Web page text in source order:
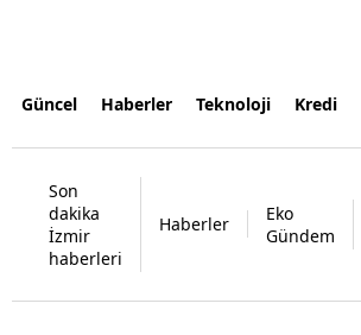
Güncel Haberler Teknoloji Kredi
Son
dakika
İzmir
haberleri
Haberler
Eko
Gündem